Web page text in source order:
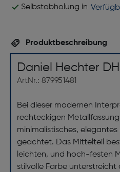
Selbstabholung in
Produktbeschreibung
Daniel Hechter
ArtNr.: 879951481
Bei dieser modernen
rechteckigen
minimalistisches,
geachtet. Das Mittelteil
leichten, und hoch-festen
stilvolle Farbe unterstreicht